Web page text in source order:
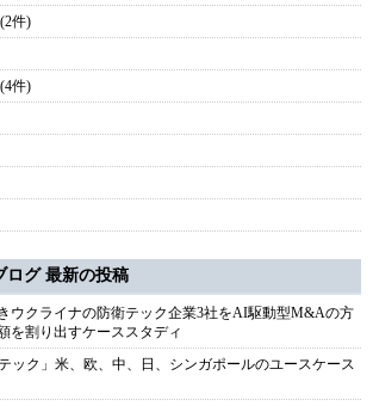
件)
件)
ログ 最新の投稿
ウクライナの防衛テック企業3社をAI駆動型M&Aの方
を割り出すケーススタディ
ック」米、欧、中、日、シンガポールのユースケース